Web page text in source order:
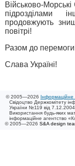
Військово-
підрозділами
продовжують
повітрі!
Разом до
Слава Україні!
© 2005—2026
Свідоцтво Держкомітету
України №119 від 7.12.2004
Використання будь-яких
інформаційне агентство
© 2005—2026 S&A design